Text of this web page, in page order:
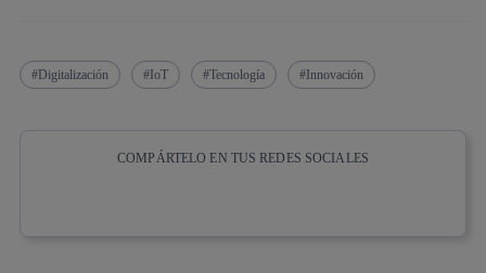
Digitalización IoT Tecnología Innovación
COMPÁRTELO EN TUS REDES SOCIALES